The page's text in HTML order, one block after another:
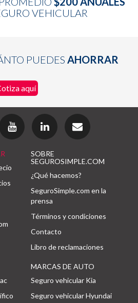
VEHICULAR
PUEDES AHORRAR
aquí
SOBRE
SEGUROSIMPLE.COM
¿Qué hacemos?
SeguroSimple.com en la
prensa
Términos y condiciones
Contacto
Libro de reclamaciones
MARCAS DE AUTO
Seguro vehicular Kia
Seguro vehicular Hyundai